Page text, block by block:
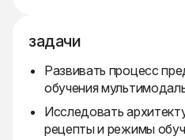
задачи
Развивать процесс
обучения
Исследовать
рецепты и режимы